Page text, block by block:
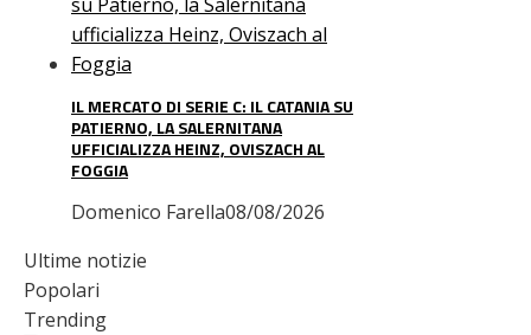
IL MERCATO DI SERIE C: IL CATANIA SU
PATIERNO, LA SALERNITANA
UFFICIALIZZA HEINZ, OVISZACH AL
FOGGIA
Domenico Farella08/08/2026
Ultime notizie
Popolari
Trending